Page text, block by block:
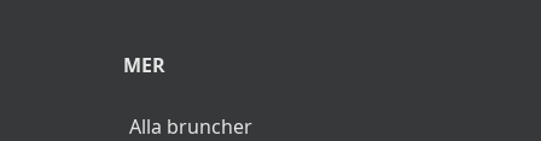
MER
Alla bruncher